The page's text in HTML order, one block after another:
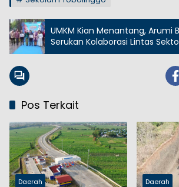
UMKM Kian Menantang, Arumi
Serukan Kolaborasi Lintas
Pos Terkait
Daerah Daerah